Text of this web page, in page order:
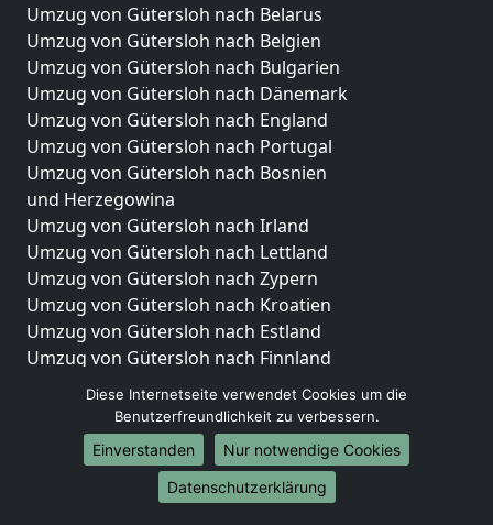
Umzug von Gütersloh nach Belarus
Umzug von Gütersloh nach Belgien
Umzug von Gütersloh nach Bulgarien
Umzug von Gütersloh nach Dänemark
Umzug von Gütersloh nach England
Umzug von Gütersloh nach Portugal
Umzug von Gütersloh nach Bosnien
und Herzegowina
Umzug von Gütersloh nach Irland
Umzug von Gütersloh nach Lettland
Umzug von Gütersloh nach Zypern
Umzug von Gütersloh nach Kroatien
Umzug von Gütersloh nach Estland
Umzug von Gütersloh nach Finnland
Umzug von Gütersloh nach Frankreich
Umzug von Gütersloh nach Griechenland
Umzug von Gütersloh nach Italien
Umzug von Gütersloh nach Liechtenstein
Umzug von Gütersloh nach Luxemburg
Diese Internetseite verwendet Cookies um die
Benutzerfreundlichkeit zu verbessern.
Einverstanden
Nur notwendige Cookies
Datenschutzerklärung